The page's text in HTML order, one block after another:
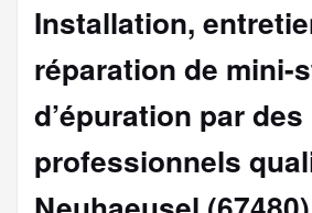
Installation,
réparation de mini-
d’épuration par des
professionnels